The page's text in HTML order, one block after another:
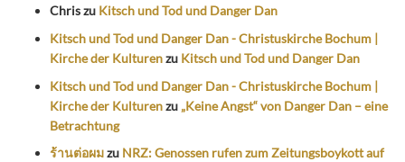
Chriszu Kitsch und Tod und Danger Dan
Kitsch und Tod und Danger Dan - Christuskirche Bochum |
Kirche der Kulturenzu Kitsch und Tod und Danger Dan
Kitsch und Tod und Danger Dan - Christuskirche Bochum |
Kirche der Kulturenzu „Keine Angst“ von Danger Dan – eine
Betrachtung
ร้านต่อผมzu NRZ: Genossen rufen zum Zeitungsboykott auf